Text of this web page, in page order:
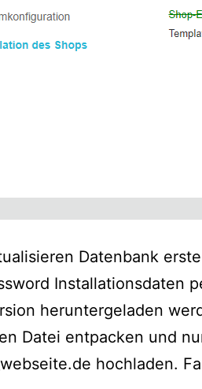
Datenbank
Installationsdaten
heruntergeladen
Datei entpacken und
hochladen.